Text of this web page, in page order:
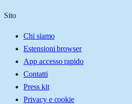
Sito
Chi siamo
Estensioni browser
App accesso rapido
Contatti
Press kit
Privacy e cookie